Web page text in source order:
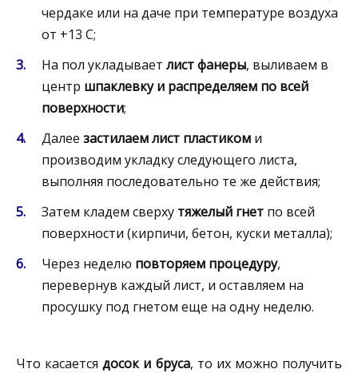
чердаке или на даче при температуре воздуха
от +13 C;
На пол укладывает лист фанеры, выливаем в
центр шпаклевку и распределяем по всей
поверхности;
Далее застилаем лист пластиком и
производим укладку следующего листа,
выполняя последовательно те же действия;
Затем кладем сверху тяжелый гнет по всей
поверхности (кирпичи, бетон, куски металла);
Через неделю повторяем процедуру,
перевернув каждый лист, и оставляем на
просушку под гнетом еще на одну неделю.
Что касаетсядосок и бруса, то их можно получить